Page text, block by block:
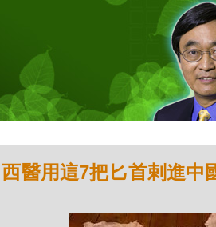
醫用這7把匕首剌進中